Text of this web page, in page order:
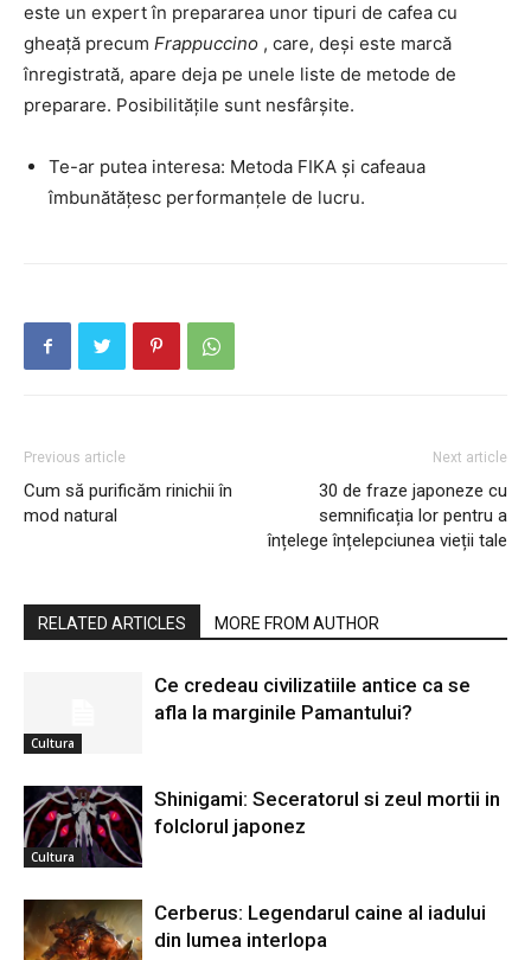
este un expert în prepararea unor tipuri de cafea cu
gheață precum Frappuccino , care, deși este marcă
înregistrată, apare deja pe unele liste de metode de
preparare. Posibilitățile sunt nesfârșite.
Te-ar putea interesa: Metoda FIKA și cafeaua
îmbunătățesc performanțele de lucru.
Previous article
Cum să purificăm rinichii în
mod natural
Next article
30 de fraze japoneze cu
semnificația lor pentru a
înțelege înțelepciunea vieții tale
RELATED ARTICLES MORE FROM AUTHOR
Cultura
Ce credeau civilizatiile antice ca se
afla la marginile Pamantului?
Cultura
Shinigami: Seceratorul si zeul mortii in
folclorul japonez
Cerberus: Legendarul caine al iadului
din lumea interlopa